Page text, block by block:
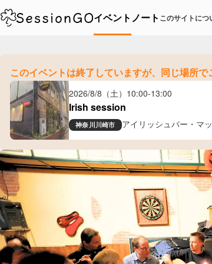
イベント ノート このサイトにつ
このイベントは終了していますが、 同じ場所で
2026/8/8（土） 10:00-13:00
Irish session
神奈川川崎市 アイリッシュバー・マ